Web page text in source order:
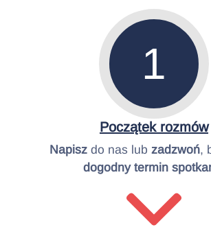
1
Początek rozmów
Napiszdo nas lub zadzwoń,
dogodny termin